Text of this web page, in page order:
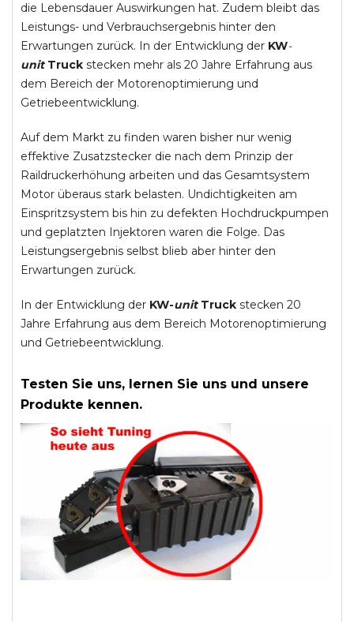
die Lebensdauer Auswirkungen hat. Zudem bleibt das
Leistungs- und Verbrauchsergebnis hinter den
Erwartungen zurück. In der Entwicklung der KW-
unit Truck stecken mehr als 20 Jahre Erfahrung aus
dem Bereich der Motorenoptimierung und
Getriebeentwicklung.
Auf dem Markt zu finden waren bisher nur wenig
effektive Zusatzstecker die nach dem Prinzip der
Raildruckerhöhung arbeiten und das Gesamtsystem
Motor überaus stark belasten. Undichtigkeiten am
Einspritzsystem bis hin zu defekten Hochdruckpumpen
und geplatzten Injektoren waren die Folge. Das
Leistungsergebnis selbst blieb aber hinter den
Erwartungen zurück.
In der Entwicklung der KW-unitTruck stecken 20
Jahre Erfahrung aus dem Bereich Motorenoptimierung
und Getriebeentwicklung.
Testen Sie uns, lernen Sie uns und unsere
Produkte kennen.